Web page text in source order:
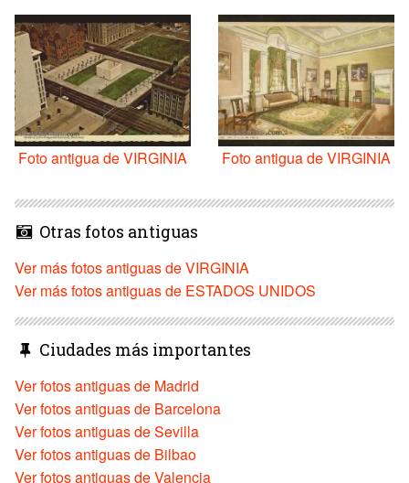
Foto antigua de VIRGINIA Foto antigua de VIRGINIA
Otras fotos antiguas
Ver más fotos antiguas de VIRGINIA
Ver más fotos antiguas de ESTADOS UNIDOS
Ciudades más importantes
Ver fotos antiguas de Madrid
Ver fotos antiguas de Barcelona
Ver fotos antiguas de Sevilla
Ver fotos antiguas de Bilbao
Ver fotos antiguas de Valencia